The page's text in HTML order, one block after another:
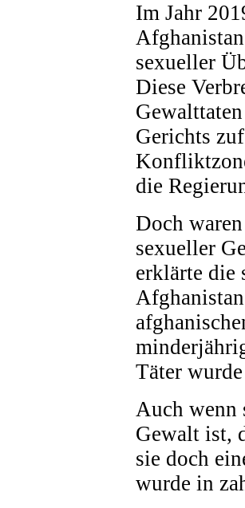
Im Jahr
sexueller
Diese
Gerichts
die
Doch
sexueller
erklärte die
Täter
Auch wenn
Gewalt ist,
sie doch
wurde in